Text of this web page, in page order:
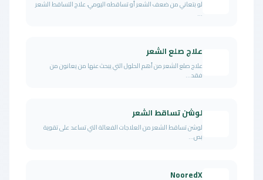
لو بتعاني من ضعف الشعر أو تساقطه اليومي، علاج التساقط الشعر
...
علاج صلع الشعر
علاج صلع الشعر من أهم الحلول التي يبحث عنها من يعانون من
فقد...
لوشن تساقط الشعر
لوشن تساقط الشعر من العلاجات الفعالة التي تساعد على تقوية
بص...
NooredX